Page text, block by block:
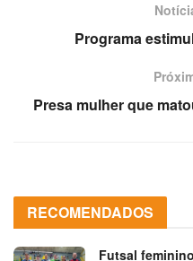
Programa
Presa mulher que
RECOMENDADOS
Futsal